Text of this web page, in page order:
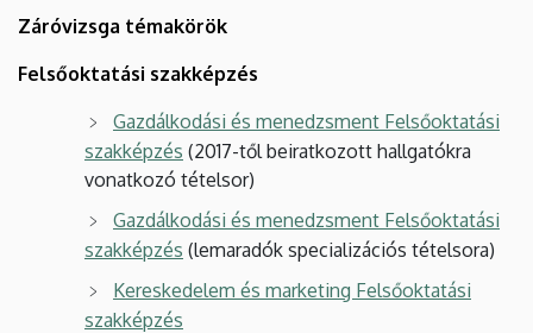
Záróvizsga témakörök
Felsőoktatási szakképzés
Gazdálkodási és menedzsment Felsőoktatási
szakképzés (2017-től beiratkozott hallgatókra
vonatkozó tételsor)
Gazdálkodási és menedzsment Felsőoktatási
szakképzés (lemaradók specializációs tételsora)
Kereskedelem és marketing Felsőoktatási
szakképzés